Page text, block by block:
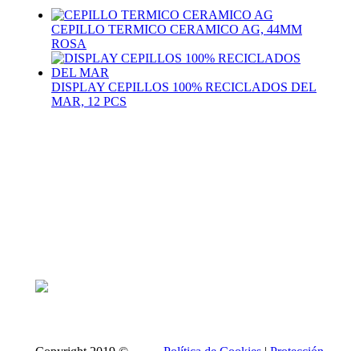
CEPILLO TERMICO CERAMICO AG, 44MM
ROSA
DISPLAY CEPILLOS 100% RECICLADOS DEL
MAR, 12 PCS